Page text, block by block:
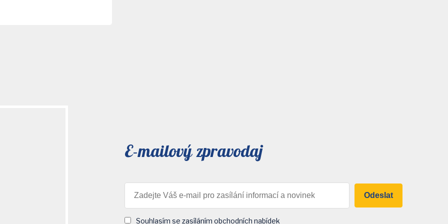
E-mailový zpravodaj
Odeslat
Souhlasím se zasíláním obchodních nabídek